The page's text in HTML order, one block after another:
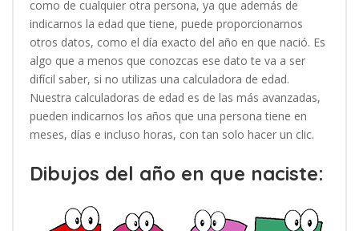
como de cualquier otra persona, ya que además de
indicarnos la edad que tiene, puede proporcionarnos
otros datos, como el día exacto del año en que nació. Es
algo que a menos que conozcas ese dato te va a ser
difícil saber, si no utilizas una calculadora de edad.
Nuestra calculadoras de edad es de las más avanzadas,
pueden indicarnos los años que una persona tiene en
meses, días e incluso horas, con tan solo hacer un clic.
Dibujos del año en que naciste: